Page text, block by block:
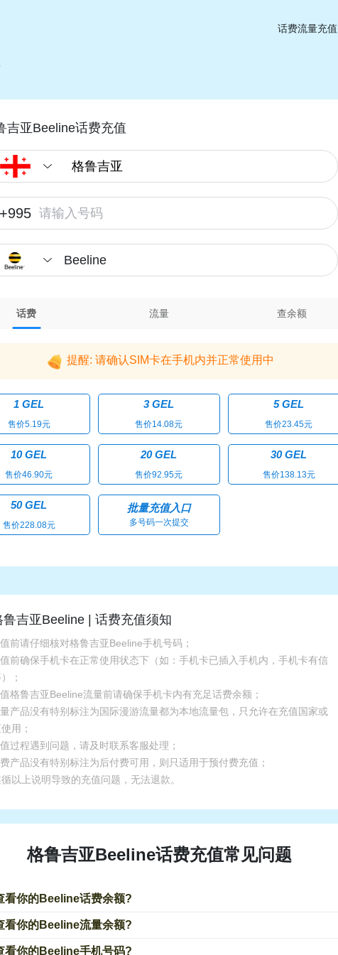
话费流量充值
吉亚Beeline话费充值
+995
Beeline
话费 流量 查余额
提醒: 请确认SIM卡在手机内并正常使用中
1 GEL
售价5.19元
3 GEL
售价14.08元
5 GEL
售价23.45元
10 GEL
售价46.90元
20 GEL
售价92.95元
30 GEL
售价138.13元
50 GEL
售价228.08元
批量充值入口
多号码一次提交
鲁吉亚Beeline | 话费充值须知
前请仔细核对格鲁吉亚Beeline手机号码；
前确保手机卡在正常使用状态下（如：手机卡已插入手机内，手机卡有信
；
格鲁吉亚Beeline流量前请确保手机卡内有充足话费余额；
产品没有特别标注为国际漫游流量都为本地流量包，只允许在充值国家或
用；
过程遇到问题，请及时联系客服处理；
产品没有特别标注为后付费可用，则只适用于预付费充值；
以上说明导致的充值问题，无法退款。
格鲁吉亚Beeline话费充值常见问题
看你的Beeline话费余额?
看你的Beeline流量余额?
看你的Beeline手机号码?